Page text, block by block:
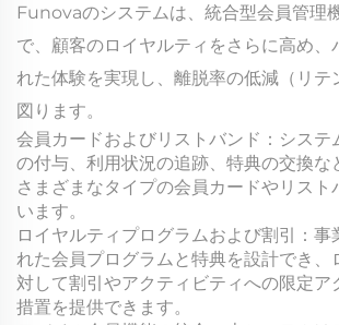
Funovaのシステムは、統合型会員管理
で、顧客のロイヤルティをさらに高め、
れた体験を実現し、離脱率の低減（リテ
図ります。
会員カードおよびリストバンド：システ
の付与、利用状況の追跡、特典の交換な
さまざまなタイプの会員カードやリスト
います。
ロイヤルティプログラムおよび割引：事
れた会員プログラムと特典を設計でき、
対して割引やアクティビティへの限定ア
措置を提供できます。